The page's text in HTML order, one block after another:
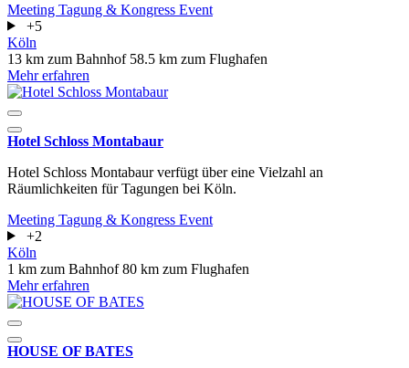
Meeting Tagung & Kongress Event
+5
Köln
13 km zum Bahnhof 58.5 km zum Flughafen
Mehr erfahren
Hotel Schloss Montabaur
Hotel Schloss Montabaur verfügt über eine Vielzahl an
Räumlichkeiten für Tagungen bei Köln.
Meeting Tagung & Kongress Event
+2
Köln
1 km zum Bahnhof80 km zum Flughafen
Mehr erfahren
HOUSE OF BATES